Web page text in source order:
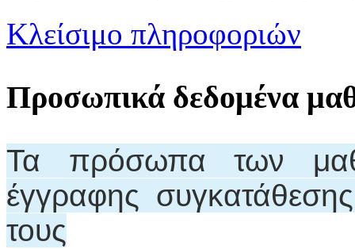
Κλείσιμο πληροφοριών
Προσωπικά δεδομένα
Τα πρόσωπα των
έγγραφης
τους